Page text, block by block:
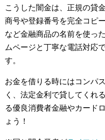
こうした闇金は、正規の貸
商号や登録番号を完全コピ
など金融商品の名前を使っ
ムページと丁寧な電話対応
す。
お金を借りる時にはコンパ
く、法定金利で貸してくれ
る優良消費者金融やカード
ょう！